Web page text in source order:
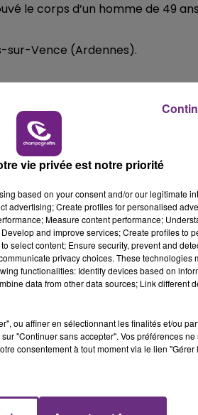
POP
le corps d’un homme de 49 ans
sur-Vence (Ardennes).
avaient lancé un appel à
de la gendarmerie nationale à
vie privée est notre priorité
based on your consent and/or our legitimate
advertising; Create profiles for personalised
Measure content performance;
and improve services; Create profiles to
select content; Ensure security, prevent and
privacy choices. These technologies
functionalities: Identify devices based on
data from other data sources; Link different
ou affiner en sélectionnant les finalités et/ou
"Continuer sans accepter". Vos préférences
consentement à tout moment via le lien